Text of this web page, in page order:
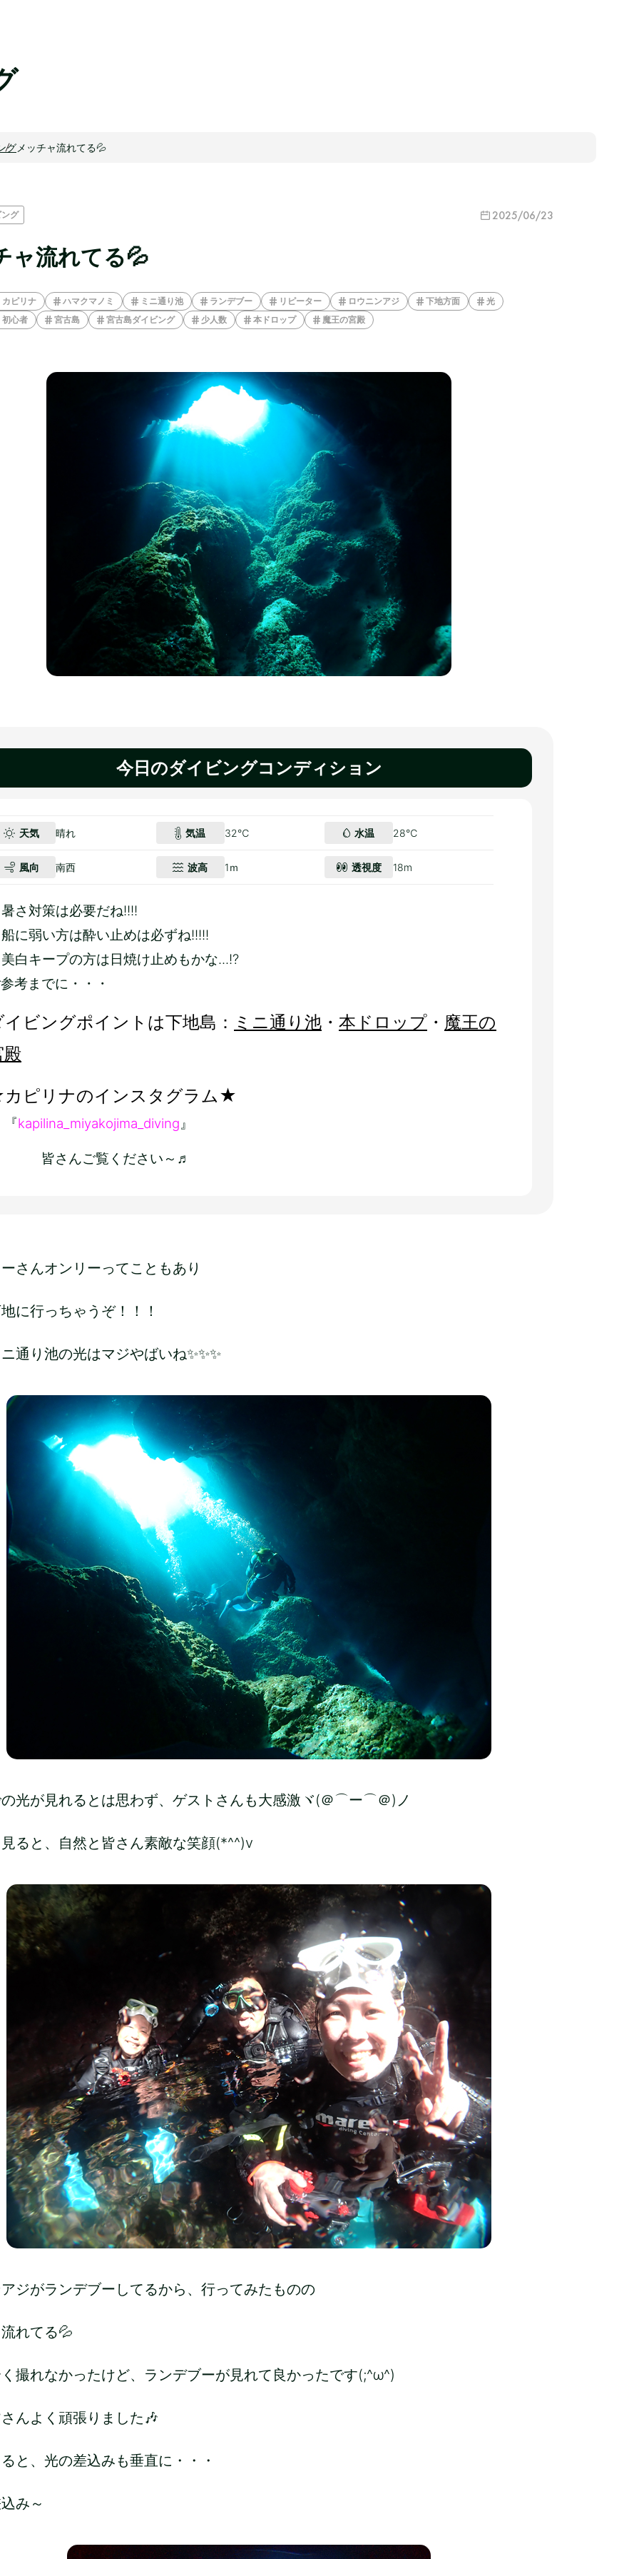
グ メッチャ流れてる💦
グ 2025/06/23
ャ流れてる💦
カピリナ ハマクマノミ ミニ通り池 ランデブー リピーター ロウニンアジ 下地方面
光
初心者
宮古島 宮古島ダイビング 少人数 本ドロップ 魔王の宮殿
今日のダイビングコンディション
天気 晴れ 気温 32℃ 水温 28℃
風向 南西 波高 1ｍ 透視度 18m
さ対策は必要だね!!!!
に弱い方は酔い止めは必ずね!!!!!
白キープの方は日焼け止めもかな...!?
考までに・・・
イビングポイントは下地島： ミニ通り池 ・ 本ドロップ ・ 魔王の
殿
ピリナのインスタグラム★
kapilina_miyakojima_diving』
さんご覧ください～♬
さんオンリーってこともあり
に行っちゃうぞ！！！
通り池の光はマジやばいね✨✨✨
光が見れるとは思わず、ゲストさんも大感激ヾ(＠⌒ー⌒＠)ノ
ると、自然と皆さん素敵な笑顔(*^^)v
ジがランデブーしてるから、行ってみたものの
れてる💦
撮れなかったけど、ランデブーが見れて良かったです(;^ω^)
んよく頑張りました🎶
と、光の差込みも垂直に・・・
み～